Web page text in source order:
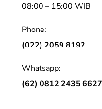
08:00 – 15:00 WIB
Phone:
(022) 2059 8192
Whatsapp:
(62) 0812 2435 6627